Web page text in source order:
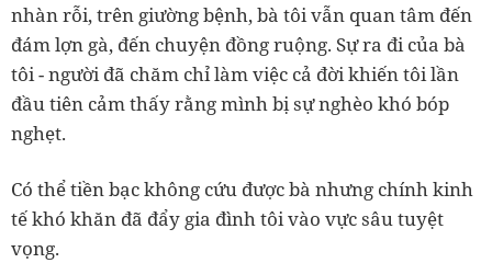
nhàn rỗi, trên giường bệnh, bà tôi vẫn quan tâm đến
đám lợn gà, đến chuyện đồng ruộng. Sự ra đi của bà
tôi - người đã chăm chỉ làm việc cả đời khiến tôi lần
đầu tiên cảm thấy rằng mình bị sự nghèo khó bóp
nghẹt.
Có thể tiền bạc không cứu được bà nhưng chính kinh
tế khó khăn đã đẩy gia đình tôi vào vực sâu tuyệt
vọng.